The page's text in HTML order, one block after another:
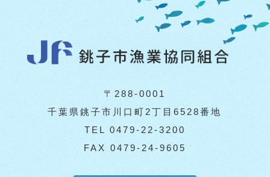
〒288-0001
千葉県銚子市川口町2丁目6528番地
TEL 0479-22-3200
FAX 0479-24-9605